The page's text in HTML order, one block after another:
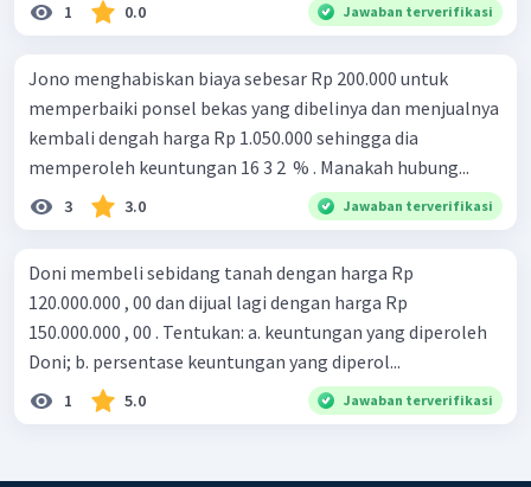
1 0.0 Jawaban terverifikasi
Jono menghabiskan biaya sebesar Rp 200.000 untuk
memperbaiki ponsel bekas yang dibelinya dan menjualnya
kembali dengah harga Rp 1.050.000 sehingga dia
memperoleh keuntungan 16 3 2 ​ % . Manakah hubung...
3 3.0 Jawaban terverifikasi
Doni membeli sebidang tanah dengan harga Rp
120.000.000 , 00 dan dijual lagi dengan harga Rp
150.000.000 , 00 . Tentukan: a. keuntungan yang diperoleh
Doni; b. persentase keuntungan yang diperol...
1 5.0 Jawaban terverifikasi